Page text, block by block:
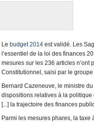
Le budget 2014 est validé. Les
l’essentiel de la loi des finances
mesures sur les 236 articles n’ont
Constitutionnel, saisi par le
Bernard Cazeneuve, le ministre
dispositions relatives à la
[...] la trajectoire des finances
Parmi les mesures phares, la